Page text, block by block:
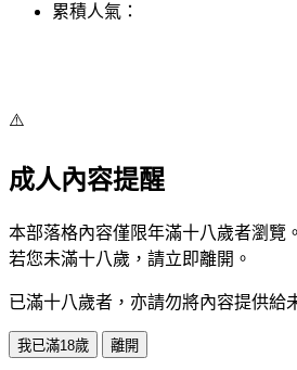
累積人氣：
⚠️
成人內容提醒
本部落格內容僅限年滿十八歲者瀏覽。
若您未滿十八歲，請立即離開。
已滿十八歲者，亦請勿將內容提供給
我已滿18歲 離開